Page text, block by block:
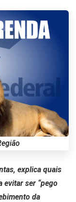
explica quais
evitar ser “pego
da